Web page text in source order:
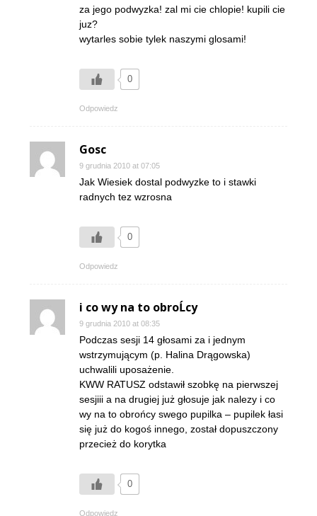
za jego podwyzka! zal mi cie chlopie! kupili cie
juz?
wytarles sobie tylek naszymi glosami!
0
Odpowiedz
Gosc
9 grudnia 2010 at 07:05
Jak Wiesiek dostal podwyzke to i stawki
radnych tez wzrosna
0
Odpowiedz
i co wy na to obroĹcy
9 grudnia 2010 at 08:35
Podczas sesji 14 głosami za i jednym
wstrzymującym (p. Halina Drągowska)
uchwalili uposażenie.
KWW RATUSZ odstawił szobkę na pierwszej
sesjiii a na drugiej już głosuje jak nalezy i co
wy na to obrońcy swego pupilka – pupilek łasi
się już do kogoś innego, został dopuszczony
przecież do korytka
0
Odpowiedz